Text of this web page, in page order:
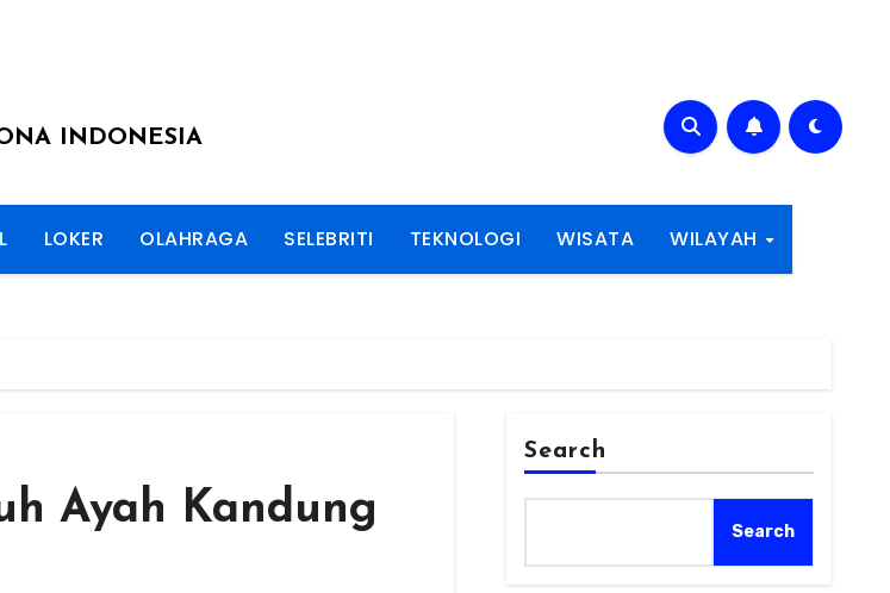
INDONESIA
LOKER OLAHRAGA SELEBRITI TEKNOLOGI WISATA WILAYAH
Ayah Kandung
Search
Search